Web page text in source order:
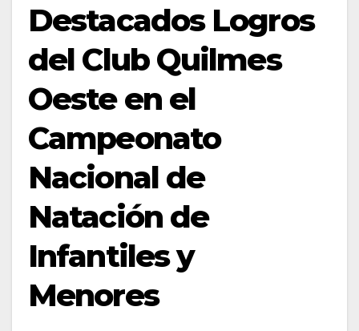
Destacados Logros
del Club Quilmes
Oeste en el
Campeonato
Nacional de
Natación de
Infantiles y
Menores